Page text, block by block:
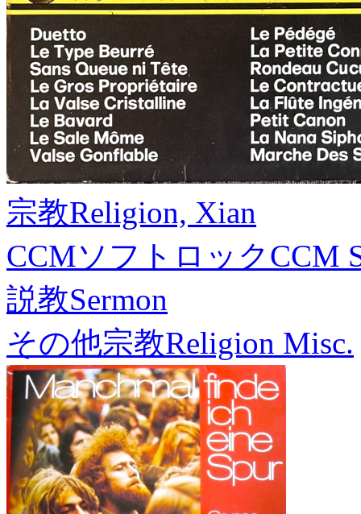
宗教Religion, Xian
CCMソフトロックCCM
説教Sermon
その他宗教Religion Misc.